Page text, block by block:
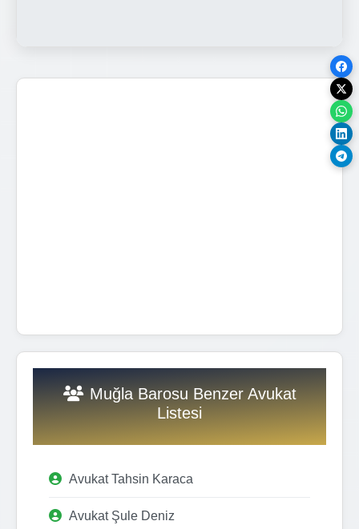
Muğla Barosu Benzer Avukat
Listesi
Avukat Tahsin Karaca
Avukat Şule Deniz